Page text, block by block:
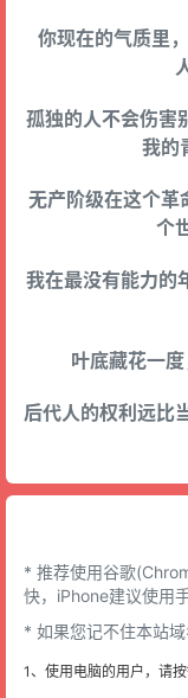
你现在的气质里
孤独的人不会伤
我的
无产阶级在这个革
个
我在最没有能力
叶底藏花一
后代人的权利远比
* 推荐使用谷歌
快，iPhone建议使用
* 如果您记不住本站
1、使用电脑的用户，请